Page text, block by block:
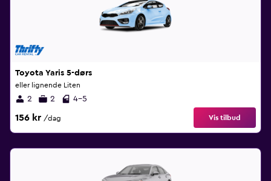
Toyota Yaris 5-dørs
eller lignende Liten
2 2 4-5
156 kr /dag Vis tilbud